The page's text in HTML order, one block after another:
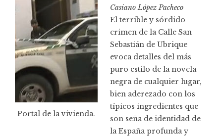
Portal de la vivienda.
Casiano López Pacheco
El terrible y sórdido
crimen de la Calle San
Sebastián de Ubrique
evoca detalles del más
puro estilo de la novela
negra de cualquier lugar,
bien aderezado con los
típicos ingredientes que
son seña de identidad de
la España profunda y